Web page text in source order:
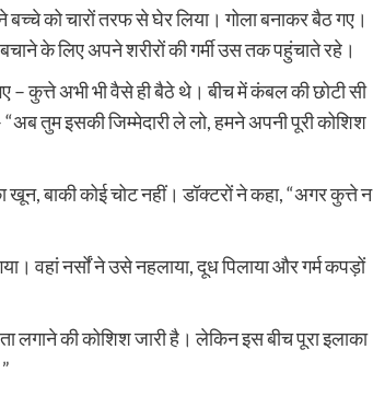
को चारों तरफ से घेर लिया। गोला बनाकर बैठ गए।
के लिए अपने शरीरों की गर्मी उस तक पहुंचाते रहे।
कुत्ते अभी भी वैसे ही बैठे थे। बीच में कंबल की छोटी सी
“अब तुम इसकी जिम्मेदारी ले लो, हमने अपनी पूरी कोशिश
बाकी कोई चोट नहीं। डॉक्टरों ने कहा, “अगर कुत्ते न
नर्सों ने उसे नहलाया, दूध पिलाया और गर्म कपड़ों
लगाने की कोशिश जारी है। लेकिन इस बीच पूरा इलाका